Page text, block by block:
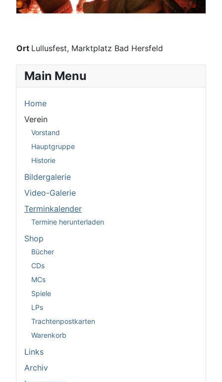
Ort Lullusfest, Marktplatz Bad Hersfeld
Main Menu
Home
Verein
Vorstand
Hauptgruppe
Historie
Bildergalerie
Video-Galerie
Terminkalender
Termine herunterladen
Shop
Bücher
CDs
MCs
Spiele
LPs
Trachtenpostkarten
Warenkorb
Links
Archiv